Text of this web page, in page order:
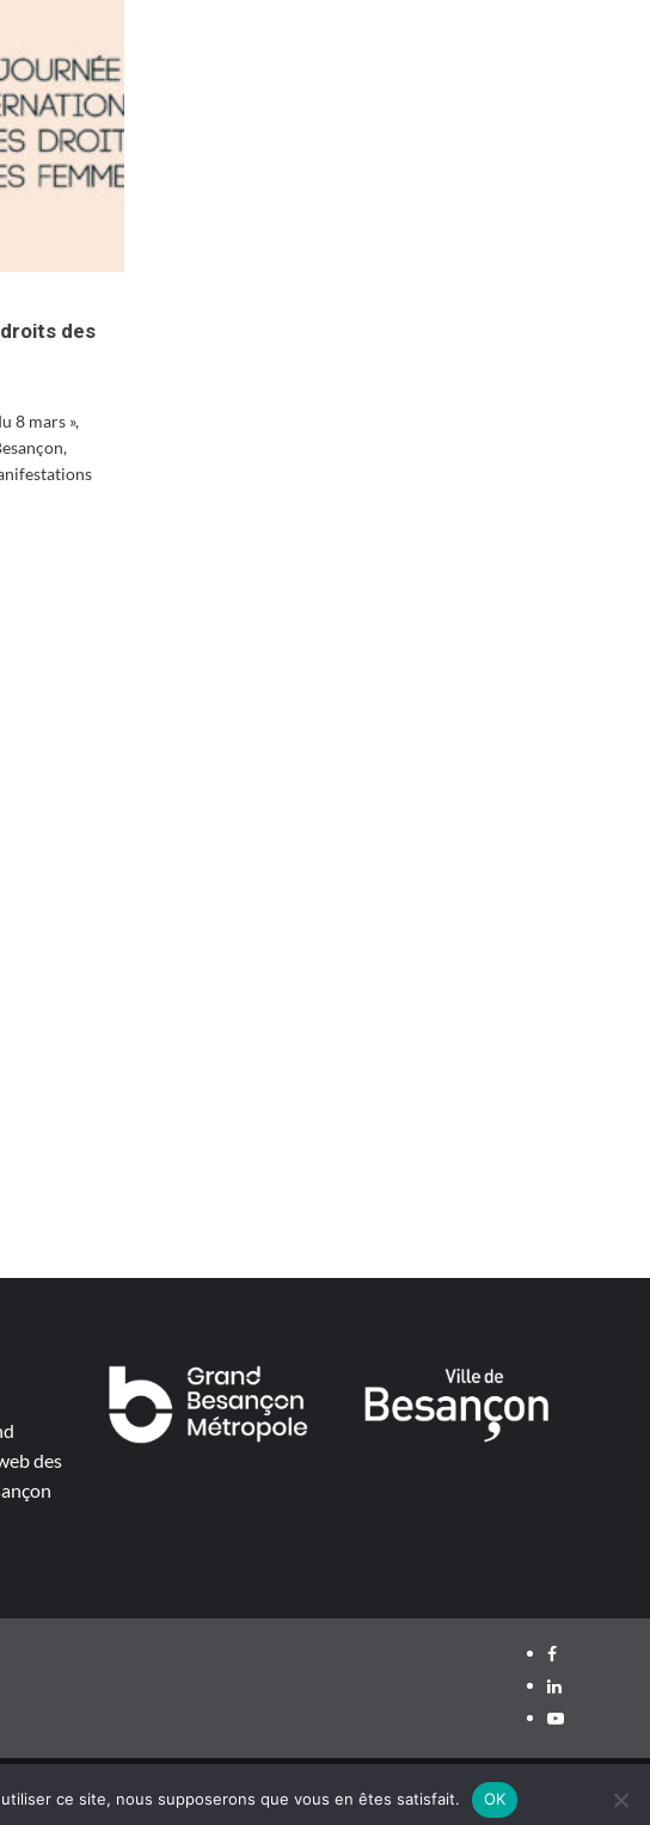
des
8 mars »,
des
Facebook
LinkedIn
Youtube
AF themes
ce site, nous supposerons que vous en êtes satisfait. OK